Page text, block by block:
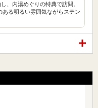
、内湯めぐりの特典で訪問。
る明るい雰囲気ながらステン